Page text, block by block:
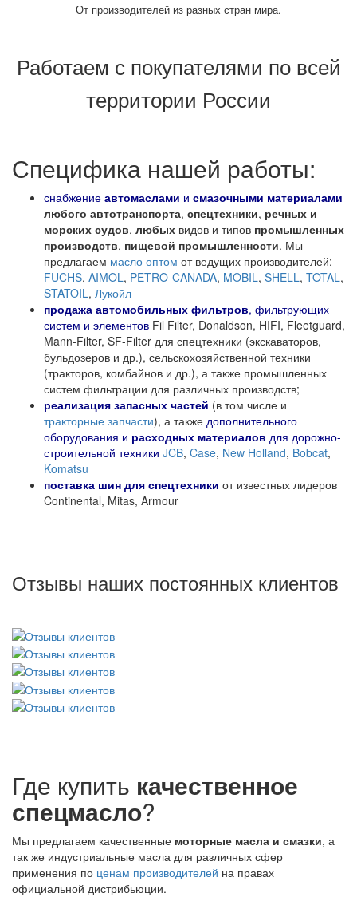
От производителей из разных стран мира.
Работаем с покупателями по всей
территории России
Специфика нашей работы:
снабжение автомаслами и смазочными материалами
любого автотранспорта, спецтехники, речных и
морских судов, любых видов и типов промышленных
производств, пищевой промышленности. Мы
предлагаем масло оптом от ведущих производителей:
FUCHS, AIMOL, PETRO-CANADA, MOBIL, SHELL, TOTAL,
STATOIL, Лукойл
продажа автомобильных фильтров, фильтрующих
систем и элементов Fil Filter, Donaldson, HIFI, Fleetguard,
Mann-Filter, SF-Filter для спецтехники (экскаваторов,
бульдозеров и др.), сельскохозяйственной техники
(тракторов, комбайнов и др.), а также промышленных
систем фильтрации для различных производств;
реализация запасных частей (в том числе и
тракторные запчасти), а также дополнительного
оборудования и расходных материалов для дорожно-
строительной техники JCB, Case, New Holland, Bobcat,
Komatsu
поставка шин для спецтехники от известных лидеров
Continental, Mitas, Armour
Отзывы наших постоянных клиентов
Где купить качественное
спецмасло?
Мы предлагаем качественные моторные масла и смазки, а
так же индустриальные масла для различных сфер
применения по ценам производителей на правах
официальной дистрибьюции.